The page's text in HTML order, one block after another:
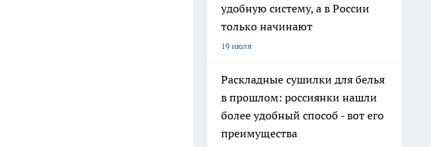
удобную систему, а в России
только начинают
19 июля
Раскладные сушилки для белья
в прошлом: россиянки нашли
более удобный способ - вот его
преимущества